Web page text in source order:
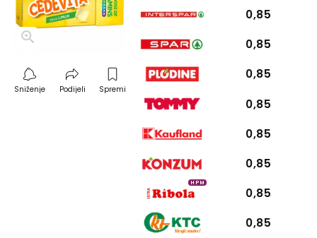
Sniženje Podijeli Spremi
0,85
0,85
0,85
0,85
0,85
0,85
HPM
0,85
0,85